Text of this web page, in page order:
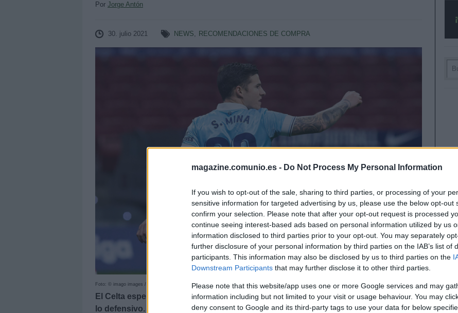
magazine.comunio.es - Do Not Process My Personal Information
If you wish to opt-out of the sale, sharing to third parties, or processing of your
sensitive information for targeted advertising by us, please use the below opt-out
confirm your selection. Please note that after your opt-out request is processed
continue seeing interest-based ads based on personal information utilized by us
information disclosed to third parties prior to your opt-out. You may separately
further disclosure of your personal information by third parties on the IAB’s list of
participants. This information may also be disclosed by us to third parties on the
Downstream Participants that may further disclose it to other third parties.
Please note that this website/app uses one or more Google services and may
information including but not limited to your visit or usage behaviour. You may
deny consent to Google and its third-party tags to use your data for below
Por Jorge Antón
30. julio 2021 NEWS, RECOMENDACIONES DE COMPRA
Foto: © imago images / ZUMA Wire
El Celta espera vivir una nueva temporada ilusionante, primando lo ofensivo sobre
lo defensivo. Por ello, es uno de los equipos más recomendables en cuanto a